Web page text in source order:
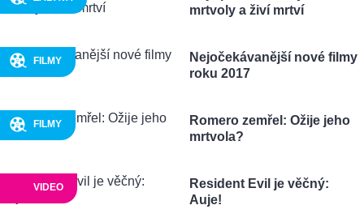
mrtvoly a živí mrtví
FILMY
Nejočekávanější nové filmy
roku 2017
FILMY
Romero zemřel: Ožije jeho
mrtvola?
VIDEO
Resident Evil je věčný:
Auje!